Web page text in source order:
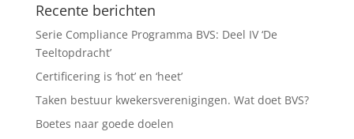
Recente berichten
Serie Compliance Programma BVS: Deel IV ‘De
Teeltopdracht’
Certificering is ‘hot’ en ‘heet’
Taken bestuur kwekersverenigingen. Wat doet BVS?
Boetes naar goede doelen